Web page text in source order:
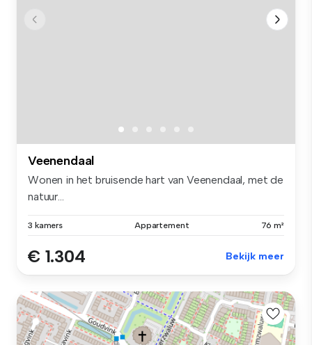
Veenendaal
Wonen in het bruisende hart van Veenendaal, met de
natuur...
3 kamers Appartement 76 m²
€ 1.304 Bekijk meer